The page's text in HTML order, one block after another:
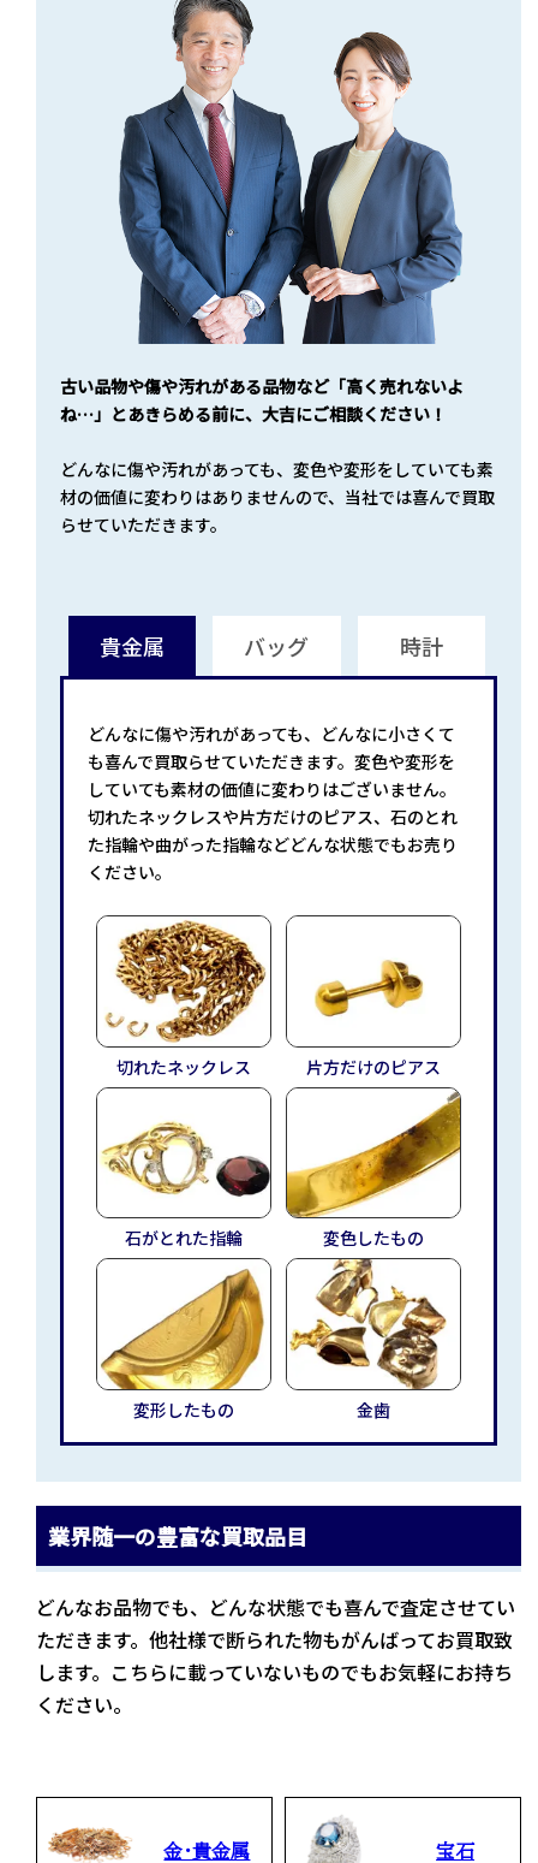
古い品物や傷や汚れがある品物など「高く売れないよ
ね…」とあきらめる前に、大吉にご相談ください！
どんなに傷や汚れがあっても、変色や変形をしていても素
材の価値に変わりはありませんので、当社では喜んで買取
らせていただきます。
貴金属 バッグ 時計
どんなに傷や汚れがあっても、どんなに小さくて
も喜んで買取らせていただきます。変色や変形を
していても素材の価値に変わりはございません。
切れたネックレスや片方だけのピアス、石のとれ
た指輪や曲がった指輪などどんな状態でもお売り
ください。
切れたネックレス 片方だけのピアス
石がとれた指輪 変色したもの
変形したもの 金歯
業界随一の豊富な買取品目
どんなお品物でも、どんな状態でも喜んで査定させてい
ただきます。他社様で断られた物もがんばってお買取致
します。こちらに載っていないものでもお気軽にお持ち
ください。
金・貴金属 宝石